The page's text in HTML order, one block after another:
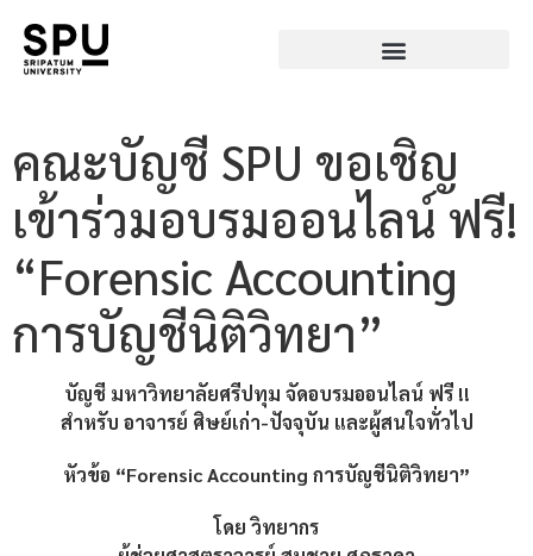
คณะบัญชี SPU ขอเชิญ
เข้าร่วมอบรมออนไลน์ ฟรี!
“Forensic Accounting
การบัญชีนิติวิทยา”
บัญชี มหาวิทยาลัยศรีปทุม จัดอบรมออนไลน์ ฟรี !!
สำหรับ อาจารย์ ศิษย์เก่า-ปัจจุบัน และผู้สนใจทั่วไป
หัวข้อ “Forensic Accounting การบัญชีนิติวิทยา”
โดย วิทยากร